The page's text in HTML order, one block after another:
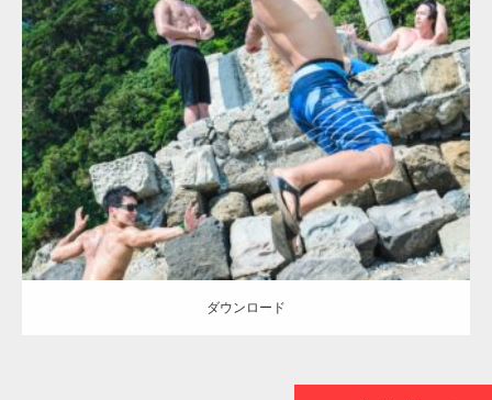
Update:2021.07.7
Category:海のマッチョ2 inori AKIHITO(細マッチョ) SOSUKE 外資系
筋肉 闘うマッチョ
ダウンロード
ダウンロード
TOKYO FMラジオ番組「ONE MORNING」
で紹介さ…
NHK「所さん！事件ですよ」に取材されまし
た（6/8放送）